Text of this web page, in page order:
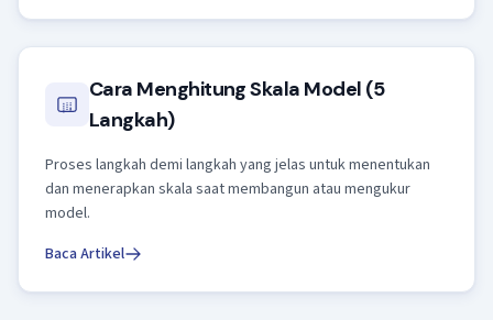
Cara Menghitung Skala Model (5
Langkah)
Proses langkah demi langkah yang jelas untuk menentukan
dan menerapkan skala saat membangun atau mengukur
model.
Baca Artikel